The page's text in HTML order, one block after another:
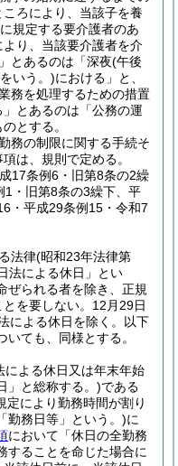
ろにより、当該子を養
規定する要介護者のあ
り、当該要介護者を介
とあるのは「深夜(午後
いう。)における」と、
務を処理するための措置
とあるのは「公務の運
とする。
務の制限に関する手続そ
は、規則で定める。
17条例6・旧第8条の2繰
1・旧第8条の3繰下、平
・平成29条例15・令和7
法律(昭和23年法律第
法による休日」とい
ぜられる者を除き、正規
を要しない。 12月29日
による休日を除く。以下
いても、同様とする。
よる休日又は年末年始
」と総称する。)である
定により勤務時間が割り
勤務日等」という。)に
において「休日の全勤務
することを命じた場合に